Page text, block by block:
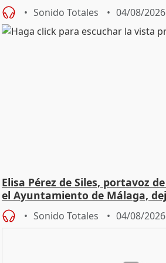
Sonido Totales 04/08/2026
Elisa Pérez de Siles, portavoz
el Ayuntamiento de Málaga,
Sonido Totales 04/08/2026